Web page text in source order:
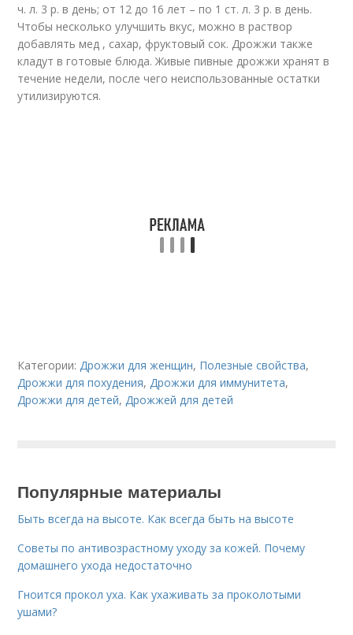
ч. л. 3 р. в день; от 12 до 16 лет – по 1 ст. л. 3 р. в день.
Чтобы несколько улучшить вкус, можно в раствор
добавлять мед , сахар, фруктовый сок. Дрожжи также
кладут в готовые блюда. Живые пивные дрожжи хранят в
течение недели, после чего неиспользованные остатки
утилизируются.
Категории:Дрожжи для женщин, Полезные свойства,
Дрожжи для похудения,Дрожжи для иммунитета,
Дрожжи для детей,Дрожжей для детей
Популярные материалы
Быть всегда на высоте. Как всегда быть на высоте
Советы по антивозрастному уходу за кожей. Почему
домашнего ухода недостаточно
Гноится прокол уха. Как ухаживать за проколотыми
ушами?